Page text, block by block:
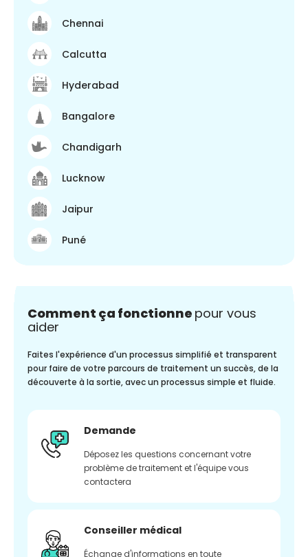
Chennai
Calcutta
Hyderabad
Bangalore
Chandigarh
Lucknow
Jaipur
Puné
Comment ça fonctionne pour vous
aider
Faites l'expérience d'un processus simplifié et transparent
pour faire de votre parcours de traitement un succès, de la
découverte à la sortie, avec un processus simple et fluide.
Demande
Déposez les questions concernant votre
problème de traitement et l'équipe vous
contactera
Conseiller médical
Échange d'informations en toute